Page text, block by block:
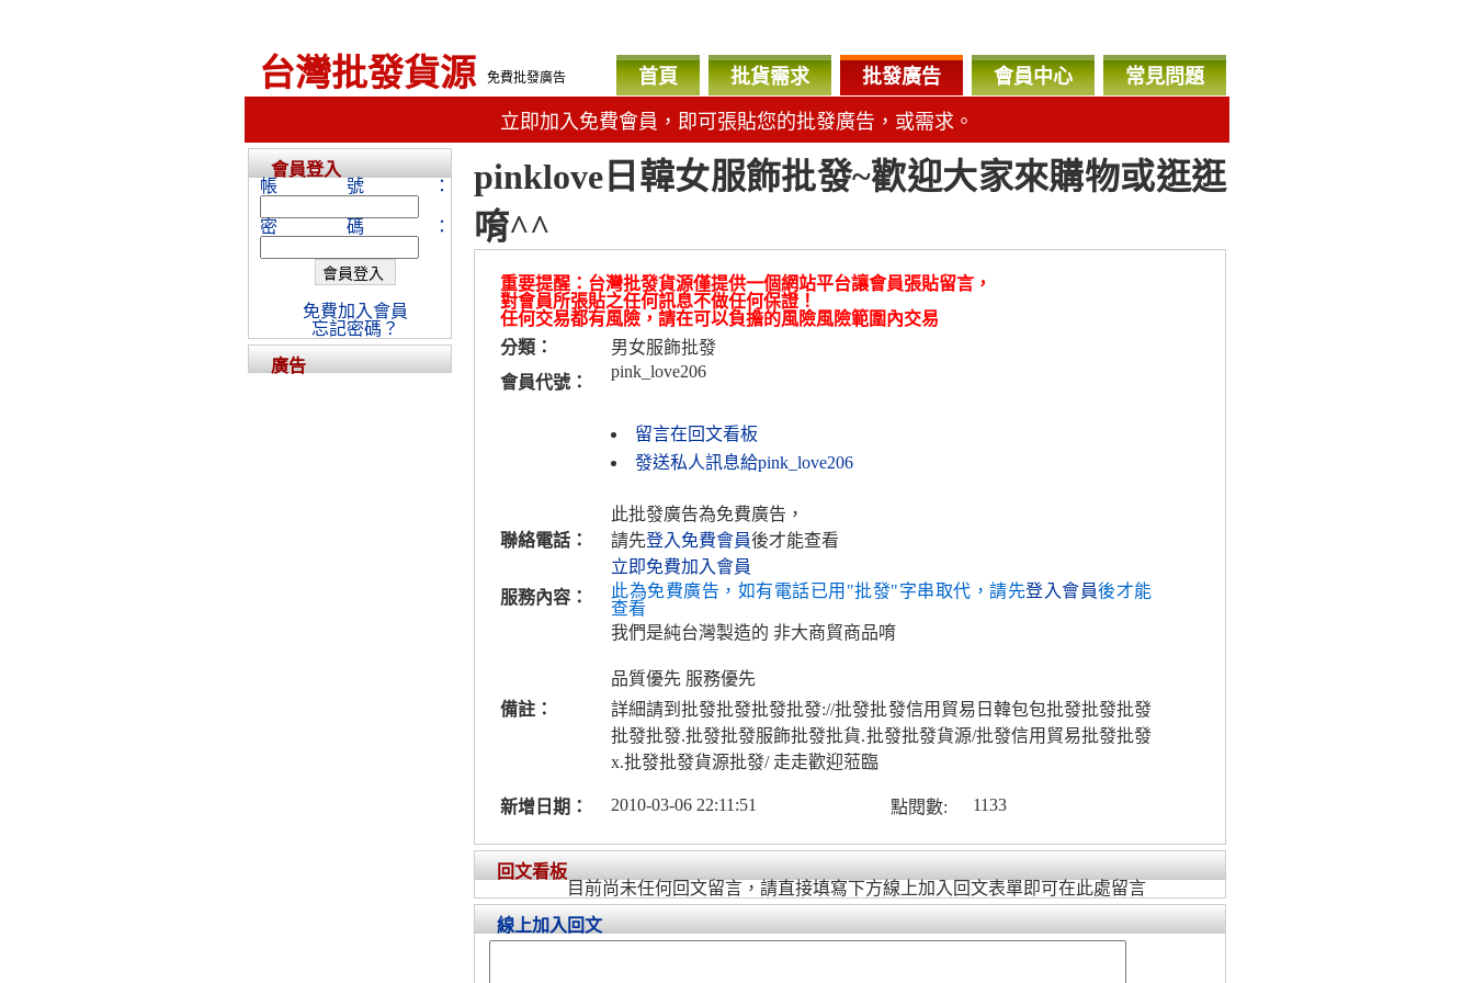
台灣批發貨源 免費批發廣告 首頁 批貨需求 批發廣告 會員中心 常見問題
立即加入免費會員，即可張貼您的批發廣告，或需求。
pinklove日韓女服飾批發~歡迎大家來購物或逛逛
唷^^
重要提醒：台灣批發貨源僅提供一個網站平台讓會員張貼留言，
對會員所張貼之任何訊息不做任何保證！
任何交易都有風險，請在可以負擔的風險風險範圍內交易
分類：
男女服飾批發
會員代號：
pink_love206
留言在回文看板
發送私人訊息給pink_love206
聯絡電話：
此批發廣告為免費廣告，
請先登入免費會員後才能查看
立即免費加入會員
服務內容：
此為免費廣告，如有電話已用"批發"字串取代，請先登入會員後才能
查看
我們是純台灣製造的 非大商貿商品唷
品質優先 服務優先
備註：
詳細請到批發批發批發批發://批發批發信用貿易日韓包包批發批發批發
批發批發.批發批發服飾批發批貨.批發批發貨源/批發信用貿易批發批發
x.批發批發貨源批發/ 走走歡迎蒞臨
新增日期： 2010-03-06 22:11:51 點閱數: 1133
回文看板
目前尚未任何回文留言，請直接填寫下方線上加入回文表單即可在此處留言
線上加入回文
會員登入
帳號：
密碼：
免費加入會員
忘記密碼？
廣告